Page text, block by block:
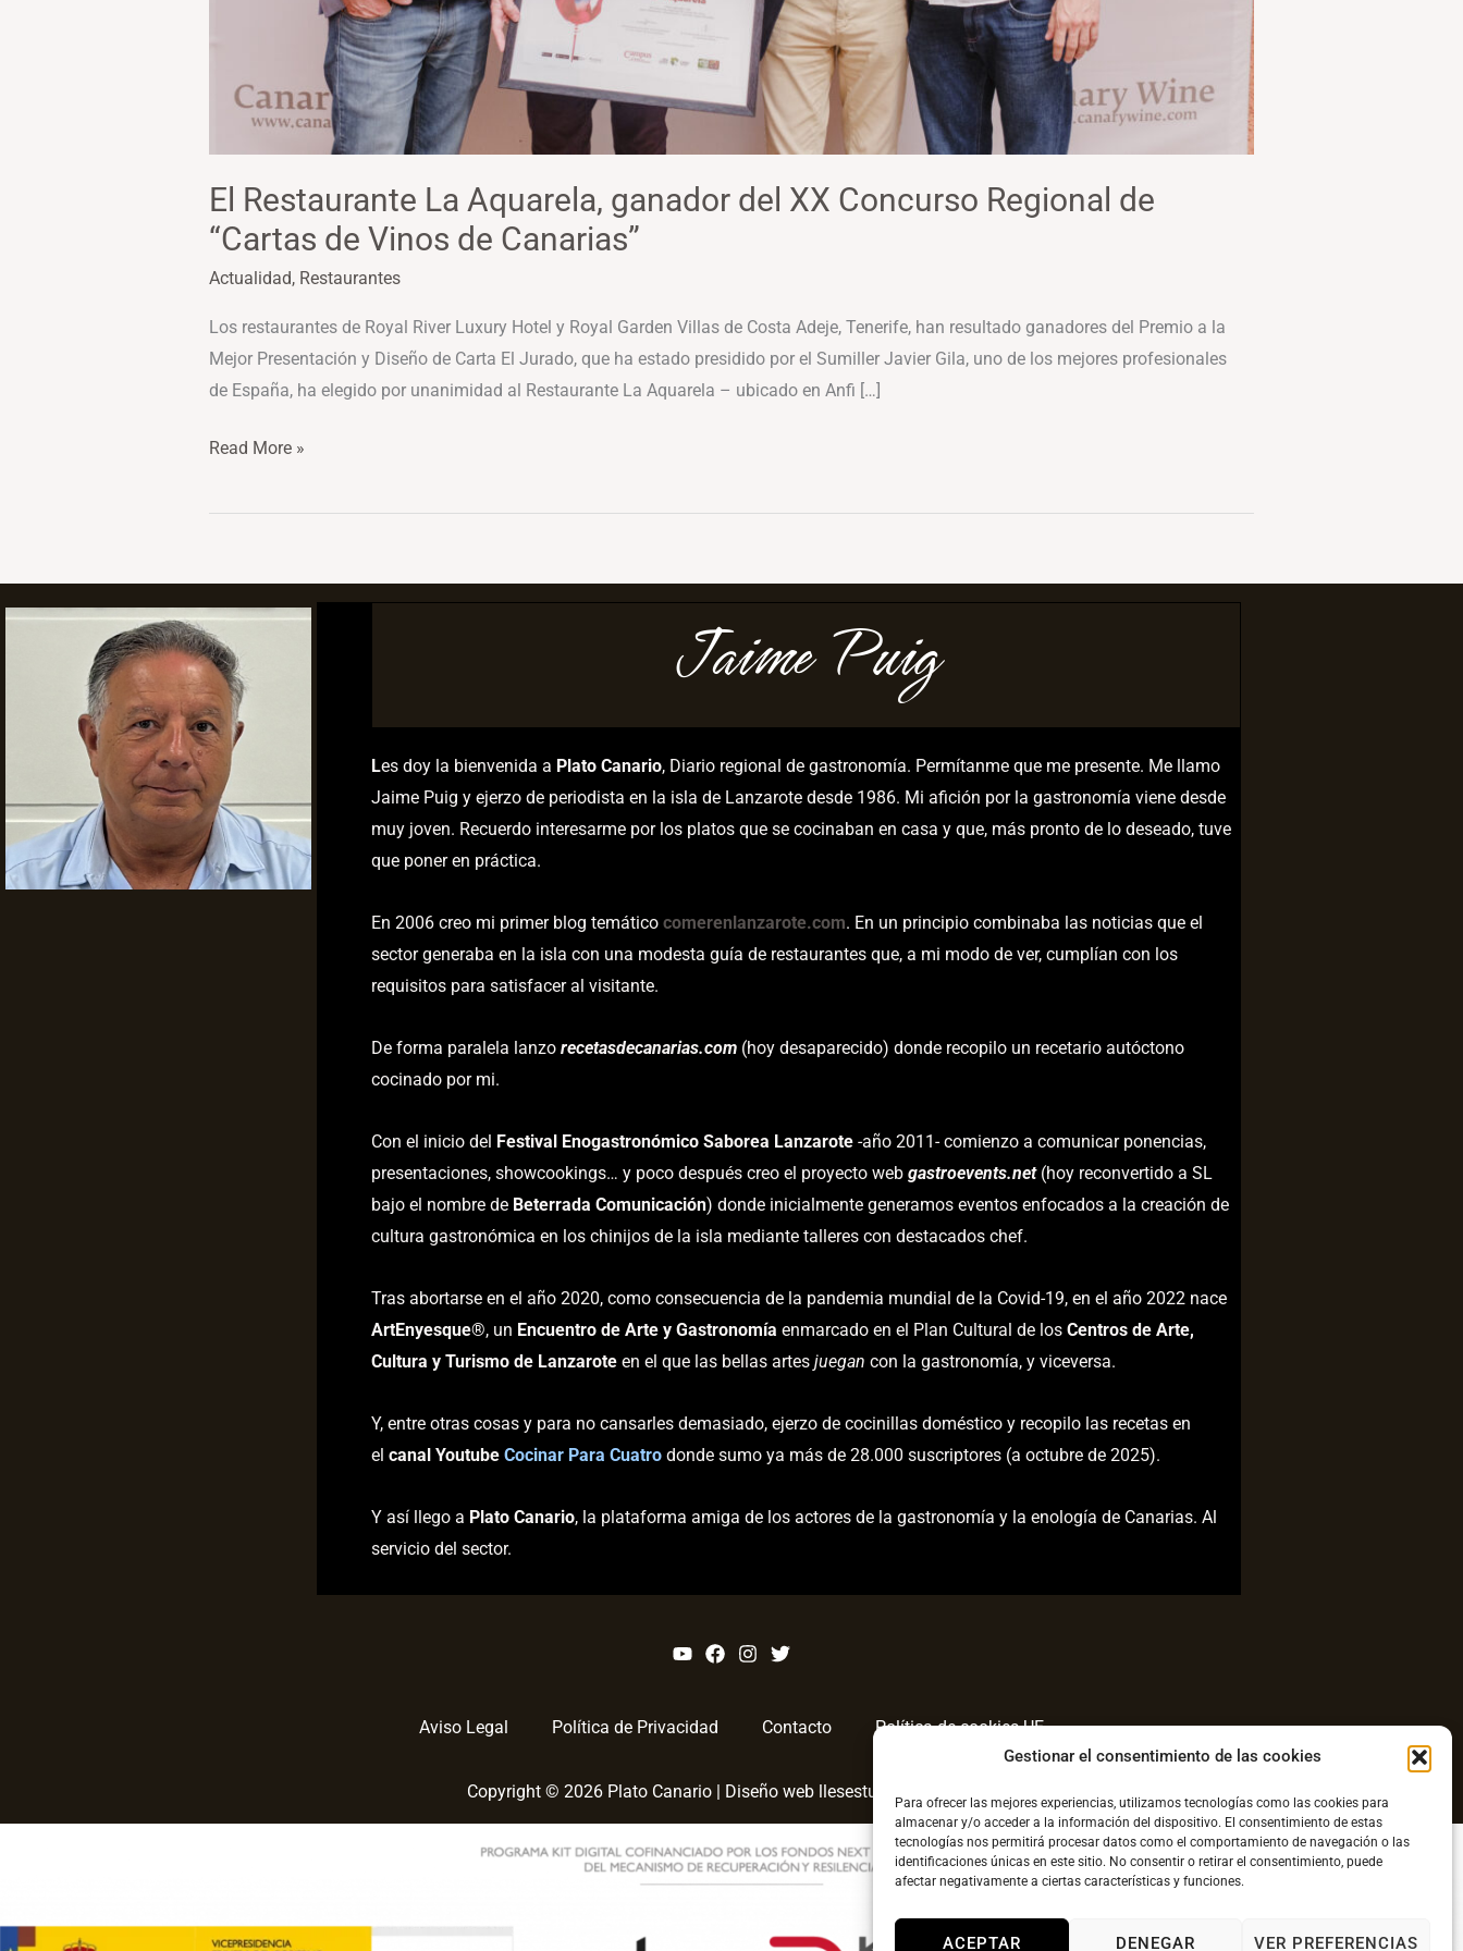
Gestionar el consentimiento de las cookies
Para ofrecer las mejores experiencias, utilizamos tecnologías como las cookies para
almacenar y/o acceder a la información del dispositivo. El consentimiento de estas
tecnologías nos permitirá procesar datos como el comportamiento de navegación o las
identificaciones únicas en este sitio. No consentir o retirar el consentimiento, puede
afectar negativamente a ciertas características y funciones.
ACEPTAR DENEGAR VER PREFERENCIAS
El Restaurante La Aquarela, ganador del XX Concurso Regional de
“Cartas de Vinos de Canarias”
Actualidad, Restaurantes
Los restaurantes de Royal River Luxury Hotel y Royal Garden Villas de Costa Adeje, Tenerife, han resultado ganadores del Premio a la
Mejor Presentación y Diseño de Carta El Jurado, que ha estado presidido por el Sumiller Javier Gila, uno de los mejores profesionales
de España, ha elegido por unanimidad al Restaurante La Aquarela – ubicado en Anfi […]
Read More »
Jaime Puig
Les doy la bienvenida a Plato Canario, Diario regional de gastronomía. Permítanme que me presente. Me llamo
Jaime Puig y ejerzo de periodista en la isla de Lanzarote desde 1986. Mi afición por la gastronomía viene desde
muy joven. Recuerdo interesarme por los platos que se cocinaban en casa y que, más pronto de lo deseado, tuve
que poner en práctica.
En 2006 creo mi primer blog temático comerenlanzarote.com. En un principio combinaba las noticias que el
sector generaba en la isla con una modesta guía de restaurantes que, a mi modo de ver, cumplían con los
requisitos para satisfacer al visitante.
De forma paralela lanzo recetasdecanarias.com(hoy desaparecido) donde recopilo un recetario autóctono
cocinado por mi.
Con el inicio del Festival Enogastronómico Saborea Lanzarote-año 2011- comienzo a comunicar ponencias,
presentaciones, showcookings… y poco después creo el proyecto web gastroevents.net(hoy reconvertido a SL
bajo el nombre de Beterrada Comunicación) donde inicialmente generamos eventos enfocados a la creación de
cultura gastronómica en los chinijos de la isla mediante talleres con destacados chef.
Tras abortarse en el año 2020, como consecuencia de la pandemia mundial de la Covid-19, en el año 2022 nace
ArtEnyesque®, un Encuentro de Arte y Gastronomía enmarcado en el Plan Cultural de los Centros de Arte,
Cultura y Turismo de Lanzaroteen el que las bellas artes juegan con la gastronomía, y viceversa.
Y, entre otras cosas y para no cansarles demasiado, ejerzo de cocinillas doméstico y recopilo las recetas en
el canal Youtube Cocinar Para Cuatrodonde sumo ya más de 28.000 suscriptores (a octubre de 2025).
Y así llego a Plato Canario, la plataforma amiga de los actores de la gastronomía y la enología de Canarias. Al
servicio del sector.
Aviso Legal Política de Privacidad Contacto Política de cookies UE
Copyright © 2026 Plato Canario | Diseño web llesestudiocreatvo.com